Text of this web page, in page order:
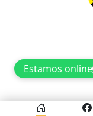
Estamos online